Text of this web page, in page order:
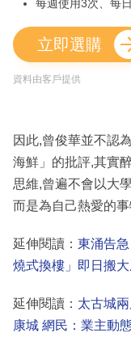
每週使用3次、每
立即選購
資料由客戶提供
因此,曾俊華並不認
海鮮」的批評,其實
思維,曾遍不會以大
而是為自己熱愛的
延伸閱讀： 東涌告
燒式換樓」即日搬大
延伸閱讀： 太古城
康城 網民：業主動